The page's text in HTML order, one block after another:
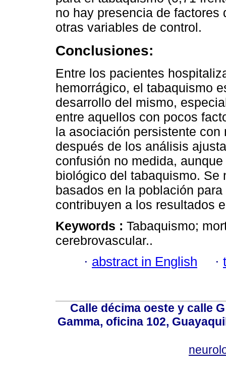
no hay presencia de
otras variables de control.
Conclusiones:
Entre los pacientes
hemorrágico, el tabaquismo
desarrollo del mismo,
entre aquellos con pocos
la asociación persistente
después de los análisis
confusión no medida,
biológico del tabaquismo.
basados en la población
contribuyen a los resultados
Keywords : Tabaquismo;
cerebrovascular..
· abstract in English ·
Calle décima oeste y calle
Gamma, oficina 102,